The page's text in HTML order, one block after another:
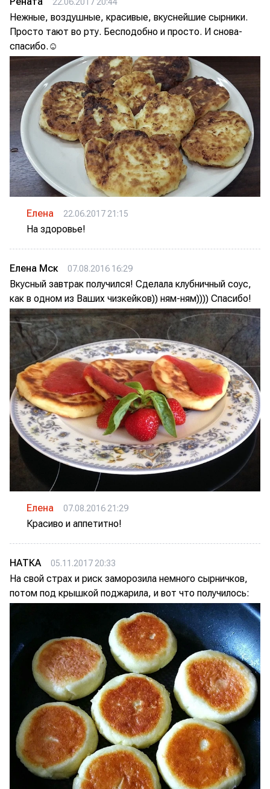
Нежные, воздушные, красивые, вкуснейшие сырники.
Просто тают во рту. Бесподобно и просто. И снова-
спасибо.☺
Елена 22.06.2017 21:15
На здоровье!
Елена Мск 07.08.2016 16:29
Вкусный завтрак получился! Сделала клубничный соус,
как в одном из Ваших чизкейков)) ням-ням)))) Спасибо!
Елена 07.08.2016 21:29
Красиво и аппетитно!
НАТКА 05.11.2017 20:33
На свой страх и риск заморозила немного сырничков,
потом под крышкой поджарила, и вот что получилось: